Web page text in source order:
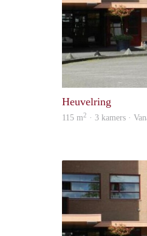
Heuvelring
115 m2 · 3 kamers ·